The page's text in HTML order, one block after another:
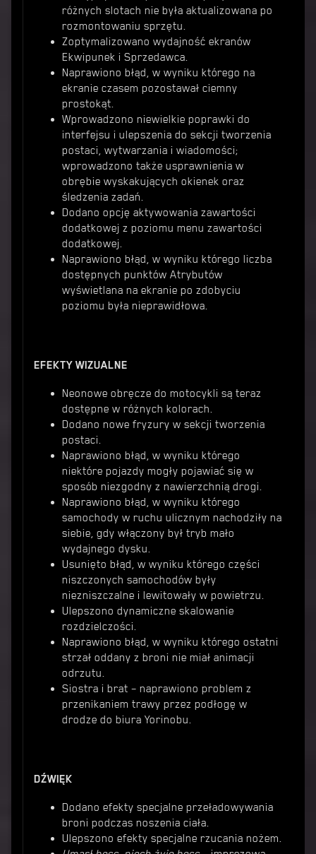
różnych slotach nie była aktualizowana po
rozmontowaniu sprzętu.
Zoptymalizowano wydajność ekranów
Ekwipunek i Sprzedawca.
Naprawiono błąd, w wyniku którego na
ekranie czasem pozostawał ciemny
prostokąt.
Wprowadzono niewielkie poprawki do
interfejsu i ulepszenia do sekcji tworzenia
postaci, wytwarzania i wiadomości;
wprowadzono także usprawnienia w
obrębie wyskakujących okienek oraz
śledzenia zadań.
Dodano opcję aktywowania zawartości
dodatkowej z poziomu menu zawartości
dodatkowej.
Naprawiono błąd, w wyniku którego liczba
dostępnych punktów Atrybutów
wyświetlana na ekranie po zdobyciu
poziomu była nieprawidłowa.
EFEKTY WIZUALNE
Neonowe obręcze do motocykli są teraz
dostępne w różnych kolorach.
Dodano nowe fryzury w sekcji tworzenia
postaci.
Naprawiono błąd, w wyniku którego
niektóre pojazdy mogły pojawiać się w
sposób niezgodny z nawierzchnią drogi.
Naprawiono błąd, w wyniku którego
samochody w ruchu ulicznym nachodziły na
siebie, gdy włączony był tryb mało
wydajnego dysku.
Usunięto błąd, w wyniku którego części
niszczonych samochodów były
niezniszczalne i lewitowały w powietrzu.
Ulepszono dynamiczne skalowanie
rozdzielczości.
Naprawiono błąd, w wyniku którego ostatni
strzał oddany z broni nie miał animacji
odrzutu.
Siostra i brat – naprawiono problem z
przenikaniem trawy przez podłogę w
drodze do biura Yorinobu.
DŹWIĘK
Dodano efekty specjalne przeładowywania
broni podczas noszenia ciała.
Ulepszono efekty specjalne rzucania nożem.